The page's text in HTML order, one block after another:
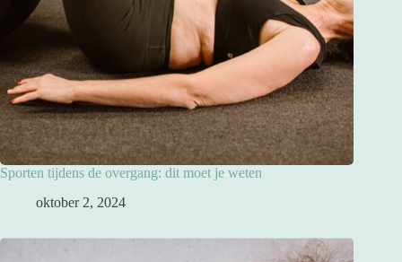
Sporten tijdens de overgang: dit moet je weten
oktober 2, 2024